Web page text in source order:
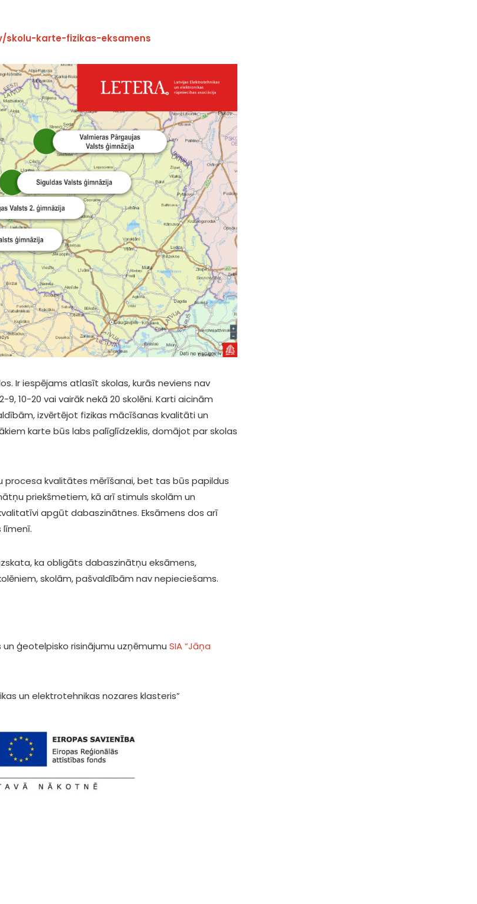
skolu-karte-fizikas-eksamens
Ir iespējams atlasīt skolas, kurās neviens nav
10-20 vai vairāk nekā 20 skolēni. Karti aicinām
izvērtējot fizikas mācīšanas kvalitāti un
karte būs labs palīglīdzeklis, domājot par skolas
procesa kvalitātes mērīšanai, bet tas būs papildus
priekšmetiem, kā arī stimuls skolām un
apgūt dabaszinātnes. Eksāmens dos arī
līmenī.
ka obligāts dabaszinātņu eksāmens,
skolām, pašvaldībām nav nepieciešams.
ģeotelpisko risinājumu uzņēmumu SIA “Jāņa
un elektrotehnikas nozares klasteris”